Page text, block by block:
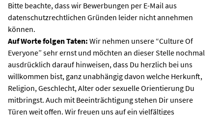
Bitte beachte, dass wir Bewerbungen per E-Mail aus
datenschutzrechtlichen Gründen leider nicht annehmen
können.
Auf Worte folgen Taten: Wir nehmen unsere “Culture Of
Everyone” sehr ernst und möchten an dieser Stelle nochmal
ausdrücklich darauf hinweisen, dass Du herzlich bei uns
willkommen bist, ganz unabhängig davon welche Herkunft,
Religion, Geschlecht, Alter oder sexuelle Orientierung Du
mitbringst. Auch mit Beeinträchtigung stehen Dir unsere
Türen weit offen. Wir freuen uns auf ein vielfältiges